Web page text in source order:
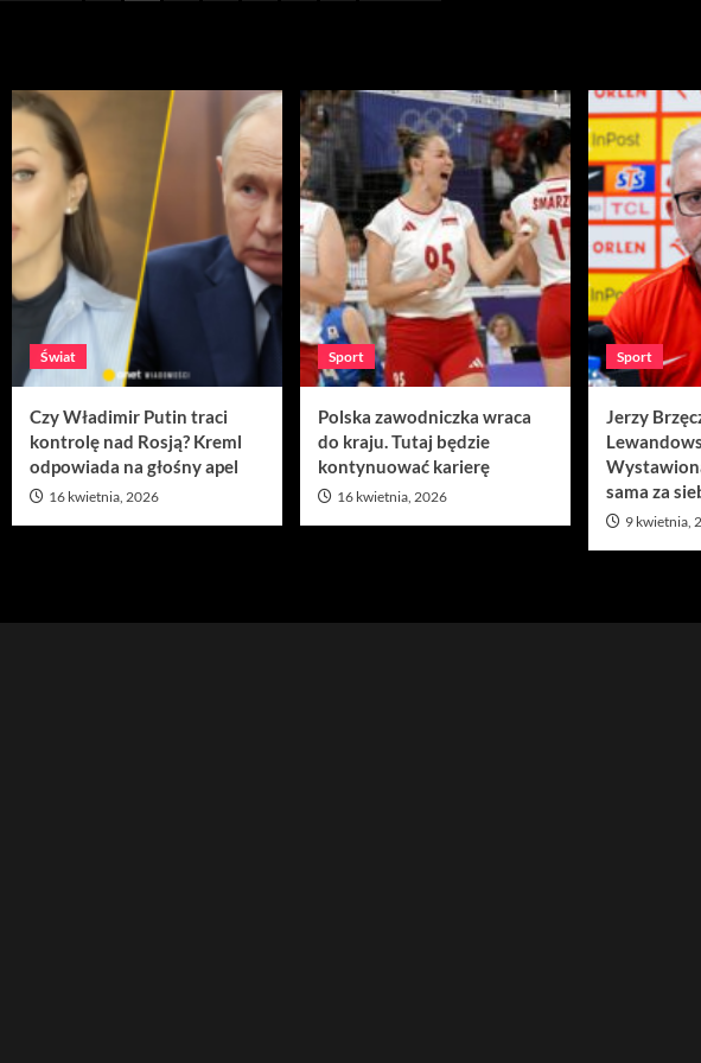
Świat
Czy Władimir Putin traci
kontrolę nad Rosją? Kreml
odpowiada na głośny apel
16 kwietnia, 2026
Sport
Polska zawodniczka wraca
do kraju. Tutaj będzie
kontynuować karierę
16 kwietnia, 2026
Sport
Jerzy
sama za
9 kwietnia,